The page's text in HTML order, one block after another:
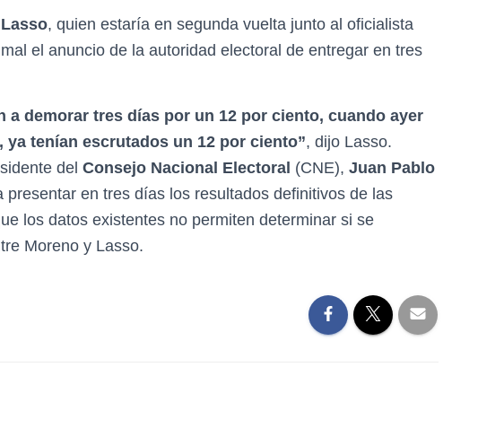
, quien estaría en segunda vuelta junto al oficialista
el anuncio de la autoridad electoral de entregar en tres
a demorar tres días por un 12 por ciento, cuando ayer
tenían escrutados un 12 por ciento”, dijo Lasso.
del Consejo Nacional Electoral (CNE), Juan Pablo
presentar en tres días los resultados definitivos de las
los datos existentes no permiten determinar si se
Moreno y Lasso.